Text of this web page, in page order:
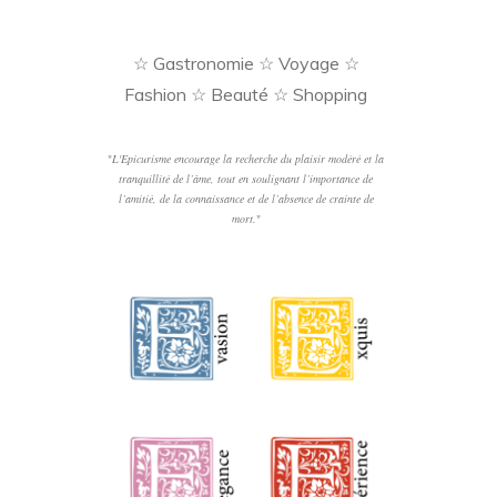
☆ Gastronomie ☆ Voyage ☆
Fashion ☆ Beauté ☆ Shopping
"L'Epicurisme encourage la recherche du plaisir modéré et la
tranquillité de l’âme, tout en soulignant l’importance de
l’amitié, de la connaissance et de l’absence de crainte de
mort. "